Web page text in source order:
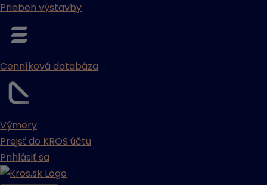
Priebeh výstavby
Cenníková databáza
Výmery
Prejsť do KROS účtu
Prihlásiť sa